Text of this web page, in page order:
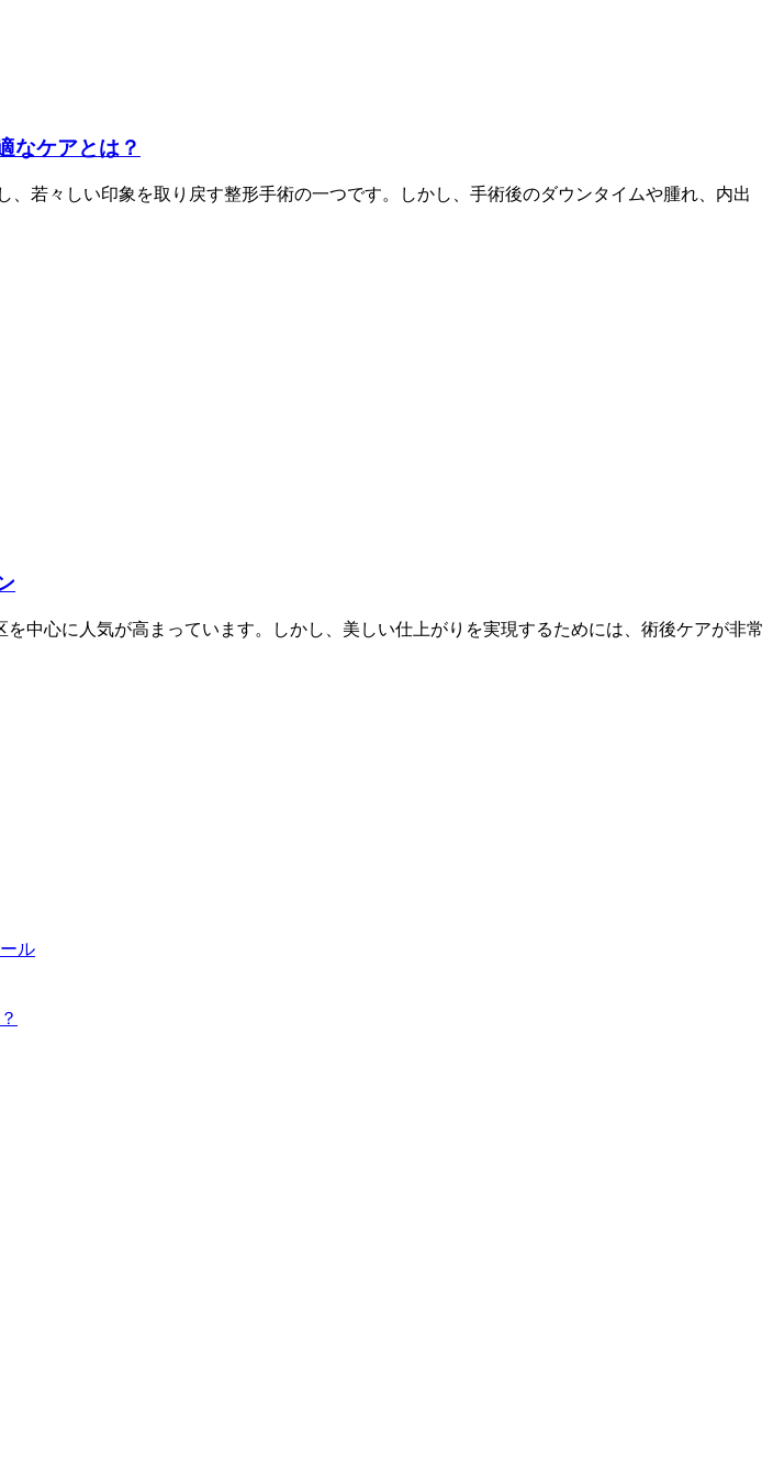
なケアとは？
若々しい印象を取り戻す整形手術の一つです。しかし、手術後のダウンタイムや腫れ、内出
中心に人気が高まっています。しかし、美しい仕上がりを実現するためには、術後ケアが非常
ル